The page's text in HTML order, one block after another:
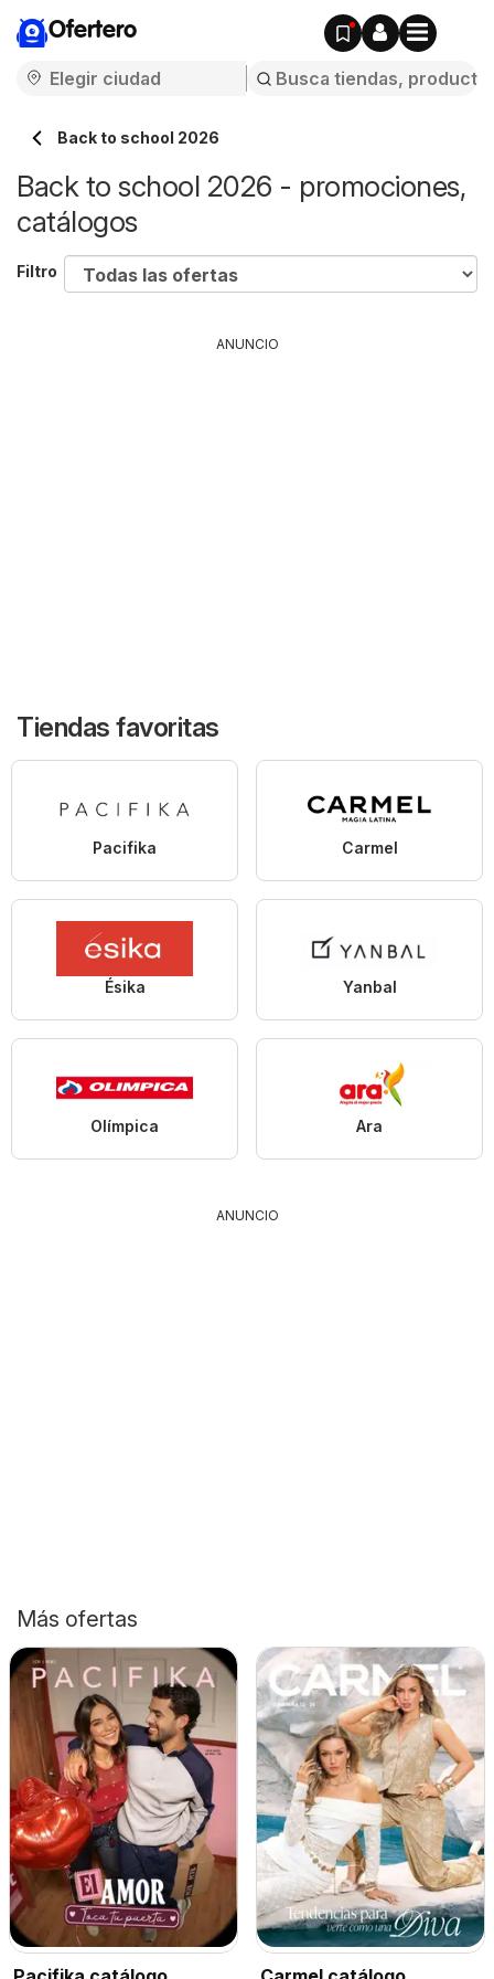
Ofertero
Back to school 2026
Back to school 2026 - promociones,
catálogos
Filtro
ANUNCIO
Tiendas favoritas
Pacifika Carmel
Ésika Yanbal
Olímpica Ara
ANUNCIO
Más ofertas